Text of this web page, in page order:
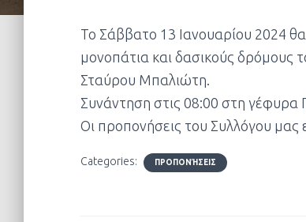
Το Σάββατο 13 Ιανουαρίου 2024
μονοπάτια και δασικούς δρόμους
Σταύρου Μπαλιώτη.
Συνάντηση στις 08:00 στη γέφυρα
Οι προπονήσεις του Συλλόγου μας
Categories: ΠΡΟΠΟΝΉΣΕΙΣ